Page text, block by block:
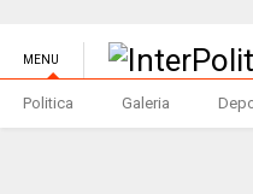
MENU
Politica Galeria